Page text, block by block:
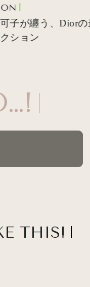
子が纏う、Diorの最
ション
THIS!